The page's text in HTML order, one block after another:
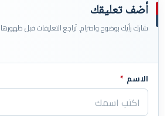
أضف تعليقك
شارك رأيك بوضوح واحترام. تُراجع التعليقات قبل ظهورها
اترك هذا الحقل فارغاً
الاسم *